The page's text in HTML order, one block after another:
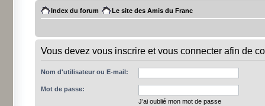
Index du forum Le site des Amis du Franc
Vous devez vous inscrire et vous connecter afin de
Nom d'utilisateur ou E-mail:
Mot de passe:
J’ai oublié mon mot de passe